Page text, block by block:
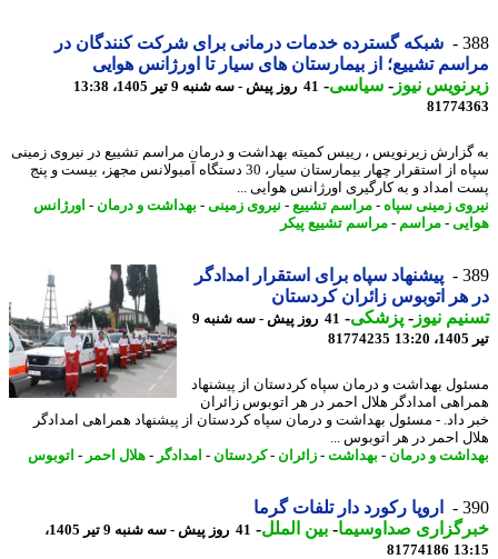
شبکه گسترده خدمات درمانی برای شرکت کنندگان در
تشییع؛ از بیمارستان های سیار تا اورژانس هوایی
نیوز-سیاسی-41 روز پیش - سه شنبه 9 تیر 1405، 13:38
زیرنویس ، رییس کمیته بهداشت و درمان مراسم تشییع در نیروی زمینی
سپاه از استقرار چهار بیمارستان سیار، 30 دستگاه آمبولانس مجهز، بیست و پنج
امداد و به کارگیری اورژانس هوایی ...
زمینی سپاه-مراسم تشییع-نیروی زمینی-بهداشت و درمان -اورژانس
- مراسم -مراسم تشییع پیکر
پیشنهاد سپاه برای استقرار امدادگر
هر اتوبوس زائران کردستان
نیوز-پزشکی-
41 روز پیش - سه شنبه 9
81774235
بهداشت و درمان سپاه کردستان از پیشنهاد
امدادگر هلال احمر در هر اتوبوس زائران
داد. - مسئول بهداشت و درمان سپاه کردستان از پیشنهاد همراهی امدادگر
احمر در هر اتوبوس ...
و درمان -بهداشت -زائران- کردستان-امدادگر-هلال احمر -اتوبوس
اروپا رکورد دار تلفات گرما
صداوسیما-بین الملل-
41 روز پیش - سه شنبه 9 تیر 1405،
81774186